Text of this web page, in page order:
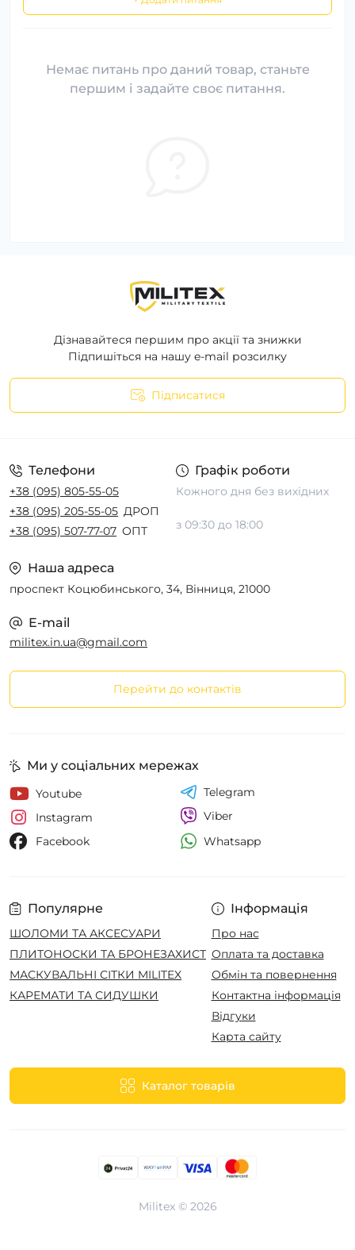
Немає питань про даний товар, станьте
першим і задайте своє питання.
Дізнавайтеся першим про акції та знижки
Підпишіться на нашу e-mail розсилку
Підписатися
Телефони
+38 (095) 805-55-05
+38 (095) 205-55-05 ДРОП
+38 (095) 507-77-07 ОПТ
Графік роботи
Кожного дня без вихідних
з 09:30 до 18:00
Наша адреса
проспект Коцюбинського, 34, Вінниця, 21000
E-mail
militex.in.ua@gmail.com
Перейти до контактів
Популярне
ШОЛОМИ ТА АКСЕСУАРИ
ПЛИТОНОСКИ ТА БРОНЕЗАХИСТ
МАСКУВАЛЬНІ СІТКИ MILITEX
КАРЕМАТИ ТА СИДУШКИ
Інформація
Про нас
Оплата та доставка
Обмін та повернення
Контактна інформація
Відгуки
Карта сайту
Каталог товарів
Ми у соціальних мережах
Youtube
Instagram
Facebook
Telegram
Viber
Whatsapp
Militex © 2026